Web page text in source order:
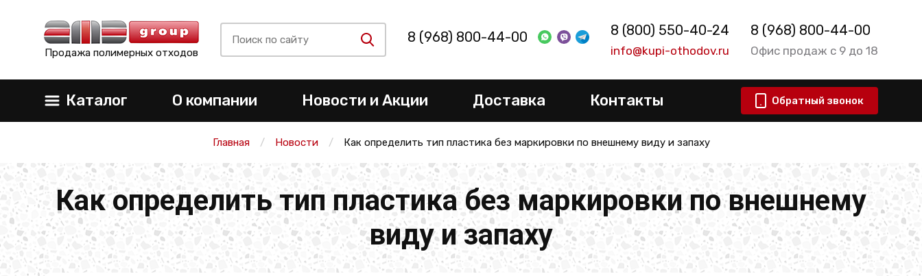
Продажа полимерных отходов
8 (968) 800-44-00 8 (800) 550-40-24
info@kupi-othodov.ru
8 (968) 800-44-00
Офис продаж с 9 до 18
Каталог О компании Новости и Акции Доставка Контакты Обратный звонок
Главная Новости Как определить тип пластика без маркировки по внешнему виду и запаху
Как определить тип пластика без маркировки по внешнему
виду и запаху